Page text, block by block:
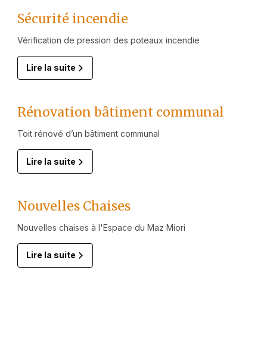
Sécurité incendie
Vérification de pression des poteaux incendie
Lire la suite
Rénovation bâtiment communal
Toit rénové d’un bâtiment communal
Lire la suite
Nouvelles Chaises
Nouvelles chaises à l'Espace du Maz Miori
Lire la suite